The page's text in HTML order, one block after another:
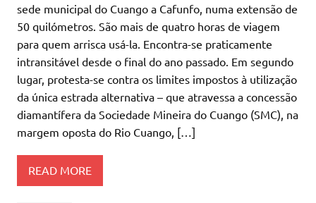
sede municipal do Cuango a Cafunfo, numa extensão de
50 quilómetros. São mais de quatro horas de viagem
para quem arrisca usá-la. Encontra-se praticamente
intransitável desde o final do ano passado. Em segundo
lugar, protesta-se contra os limites impostos à utilização
da única estrada alternativa – que atravessa a concessão
diamantífera da Sociedade Mineira do Cuango (SMC), na
margem oposta do Rio Cuango, […]
READ MORE